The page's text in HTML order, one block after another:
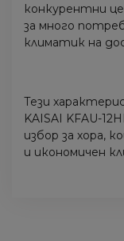
конкурентни
за много
климатик на
Тези
KAISAI KFAU-
избор за хора,
и икономичен